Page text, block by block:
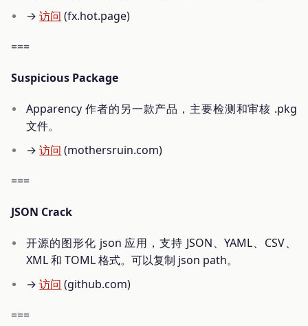
→访问 (fx.hot.page)
===
Suspicious Package
Apparency 作者的另一款产品，主要检测和审核 .pkg
文件。
→访问 (mothersruin.com)
===
JSON Crack
开源的图形化 json 应用，支持 JSON、YAML、CSV、
XML 和 TOML 格式。可以复制 json path。
→访问 (github.com)
===